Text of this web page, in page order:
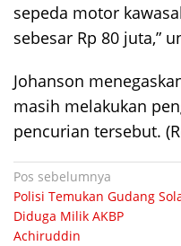
sepeda motor
sebesar Rp 80 juta,”
Johanson
masih melakukan
pencurian tersebut.
Navigasi
pos
Pos sebelumnya
Polisi Temukan Gudang
Diduga Milik AKBP
Achiruddin